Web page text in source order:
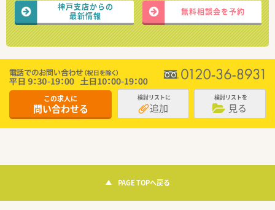
神戸支店からの
最新情報
無料相談会を予約
この求人に
問い合わせる
検討リストに
追加
検討リストを
見る
PAGE TOPへ戻る